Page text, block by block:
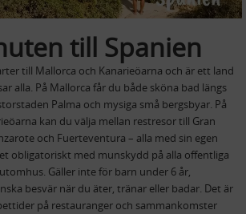
till Spanien
till Mallorca och Kanarieöarna och är ett land
alla. På Mallorca får du både sköna bad längs
Palma och mysiga små bergsbyar. På
kan du välja mellan restresor till Gran
och Fuerteventura – alla med sin egen
obligatoriskt med munskydd på alla offentliga
Gäller inte för barn under 6 år,
besvär när du äter, tränar eller badar. Det är
på restauranger och sammankomster